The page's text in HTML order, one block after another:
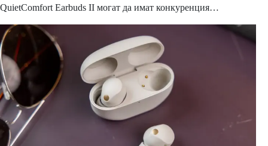
QuietComfort Earbuds II могат да имат конкуренция…